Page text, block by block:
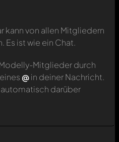
kann von allen Mitgliedern
Es ist wie ein Chat.
Mitglieder durch
@in deiner Nachricht.
darüber